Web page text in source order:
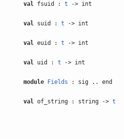
val fsuid : t -> int
val suid : t -> int
val euid : t -> int
val uid : t -> int
module Fields : sig .. end
val of_string : string -> t